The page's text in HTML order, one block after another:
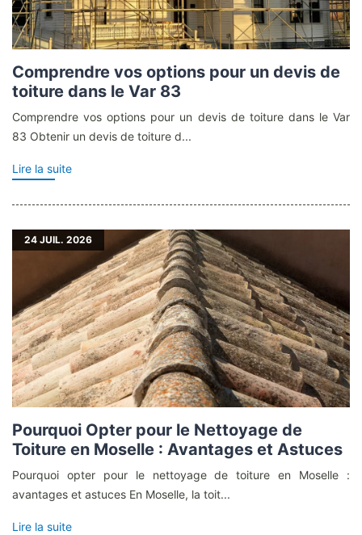
Comprendre vos options pour un devis de
toiture dans le Var 83
Comprendre vos options pour un devis de toiture dans le Var
83 Obtenir un devis de toiture d...
Lire la suite
24 JUIL. 2026
Pourquoi Opter pour le Nettoyage de
Toiture en Moselle : Avantages et Astuces
Pourquoi opter pour le nettoyage de toiture en Moselle :
avantages et astuces En Moselle, la toit...
Lire la suite